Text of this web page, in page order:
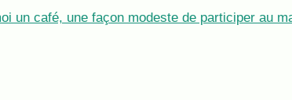
un café, une façon modeste de participer au